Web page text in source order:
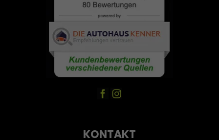
KONTAKT